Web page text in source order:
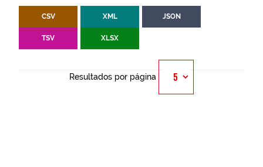
CSV XML JSON
TSV XLSX
Resultados por página